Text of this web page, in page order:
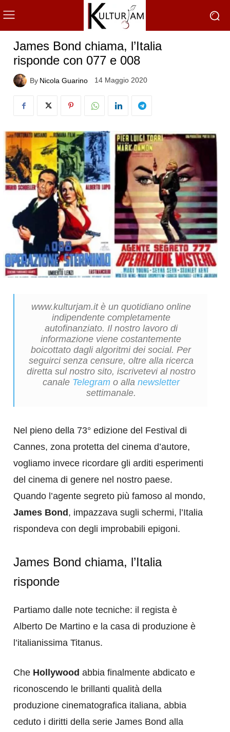
James Bond chiama, l’Italia
risponde con 077 e 008
By Nicola Guarino 14 Maggio 2020
www.kulturjam.it è un quotidiano online
indipendente completamente
autofinanziato. Il nostro lavoro di
informazione viene costantemente
boicottato dagli algoritmi dei social. Per
seguirci senza censure, oltre alla ricerca
diretta sul nostro sito, iscrivetevi al nostro
canale Telegram o alla newsletter
settimanale.
Nel pieno della 73° edizione del Festival di
Cannes, zona protetta del cinema d’autore,
vogliamo invece ricordare gli arditi esperimenti
del cinema di genere nel nostro paese.
Quando l’agente segreto più famoso al mondo,
James Bond , impazzava sugli schermi, l’Italia
rispondeva con degli improbabili epigoni.
James Bond chiama, l’Italia
risponde
Partiamo dalle note tecniche: il regista è
Alberto De Martino e la casa di produzione è
l’italianissima Titanus.
Che Hollywood abbia finalmente abdicato e
riconoscendo le brillanti qualità della
produzione cinematografica italiana, abbia
ceduto i diritti della serie James Bond alla